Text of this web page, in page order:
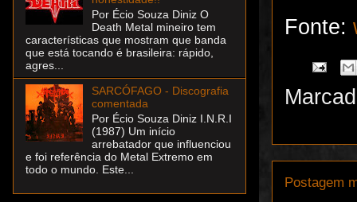
Fonte:
Postagem
Por Écio Souza Diniz O
Death Metal mineiro tem
características que mostram que banda
que está tocando é brasileira: rápido,
agres...
SARCÓFAGO - Discografia
comentada
Por Écio Souza Diniz I.N.R.I
(1987) Um início
arrebatador que influenciou
e foi referência do Metal Extremo em
todo o mundo. Este...